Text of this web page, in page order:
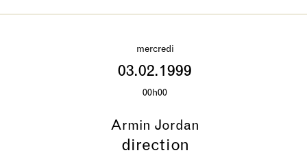
mercredi
03.02.1999
00h00
Armin Jordan
direction